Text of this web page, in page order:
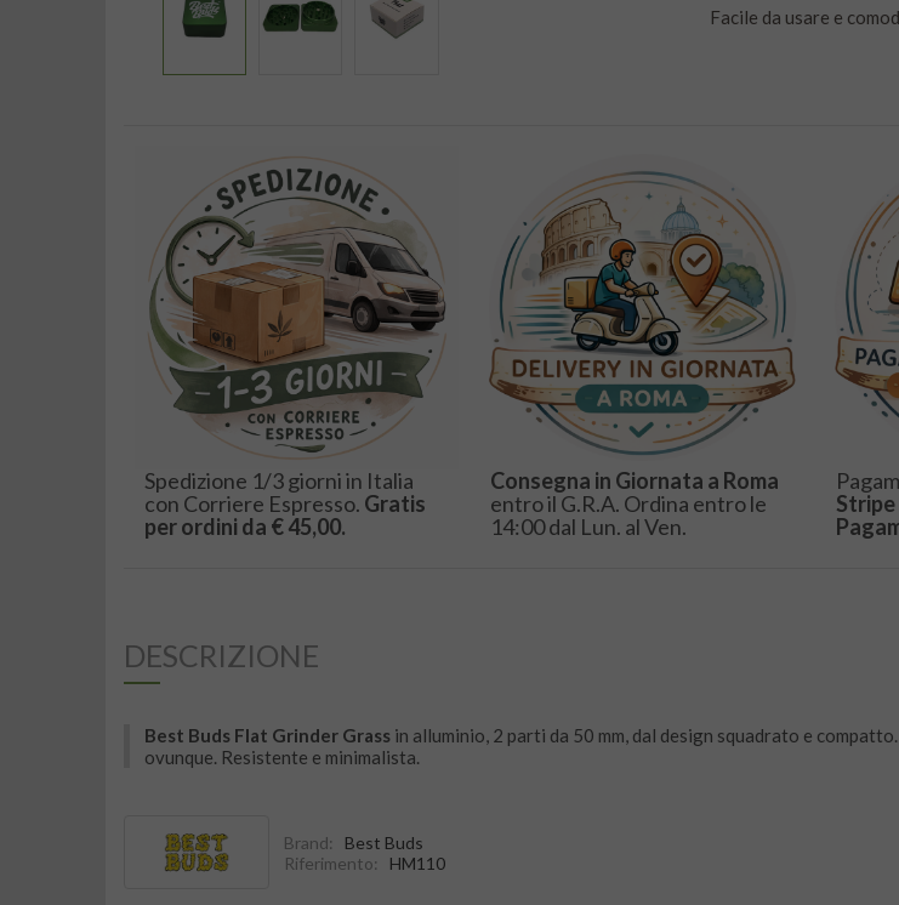
Facile da usare e
Spedizione 1/3 giorni in Italia
con Corriere Espresso. Gratis
per ordini da € 45,00.
Consegna in Giornata a Roma
entro il G.R.A. Ordina entro le
14:00 dal Lun. al Ven.
DESCRIZIONE
Best Buds Flat Grinder Grass in alluminio, 2 parti da 50 mm, dal design squadrato e
ovunque. Resistente e minimalista.
Brand:
Best Buds
Riferimento:
HM110